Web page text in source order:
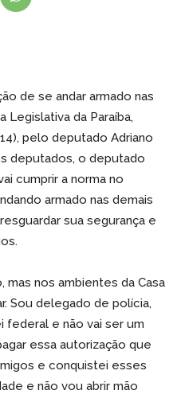
de se andar armado nas
Legislativa da Paraíba,
pelo deputado Adriano
deputados, o deputado
cumprir a norma no
armado nas demais
sua segurança e
mas nos ambientes da Casa
Sou delegado de polícia,
federal e não vai ser um
essa autorização que
e conquistei esses
e não vou abrir mão